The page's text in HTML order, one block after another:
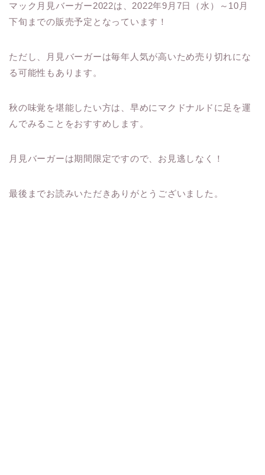
マック月見バーガー2022は、2022年9月7日（水）～10月
下旬までの販売予定となっています！
ただし、月見バーガーは毎年人気が高いため売り切れにな
る可能性もあります。
秋の味覚を堪能したい方は、早めにマクドナルドに足を運
んでみることをおすすめします。
月見バーガーは期間限定ですので、お見逃しなく！
最後までお読みいただきありがとうございました。